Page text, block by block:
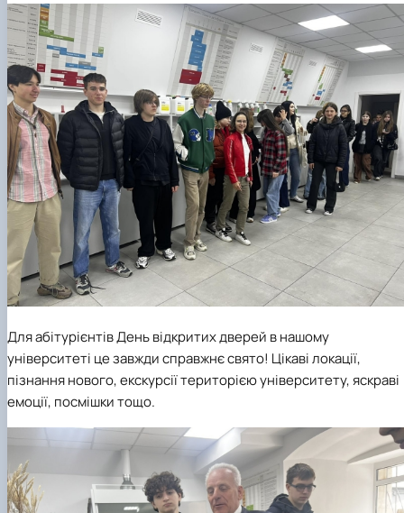
Для абітурієнтів День відкритих дверей в нашому
університеті це завжди справжнє свято! Цікаві локації,
пізнання нового, екскурсії територією університету, яскраві
емоції, посмішки тощо.